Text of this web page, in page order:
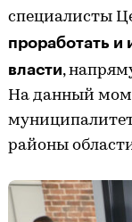
специалисты
проработать и
власти,
На данный
районы